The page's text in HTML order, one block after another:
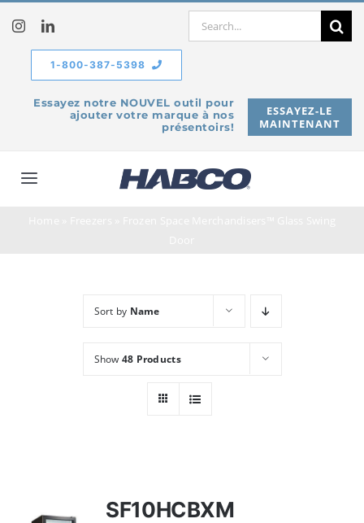
content
Search
Essayez notre NOUVEL outil pour
ajouter votre marque à nos
présentoirs!
ESSAYEZ-LE
MAINTENANT
1-800-387-5398
Toggle
Sort by Name
Show 48 Products
SF10HCBXM